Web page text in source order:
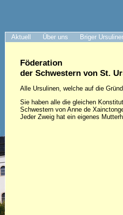
Aktuell Über uns Briger
Föderation
der Schwestern von St.
Alle Ursulinen, welche auf die
Sie haben alle die gleichen
Schwestern von Anne de
Jeder Zweig hat ein eigenes